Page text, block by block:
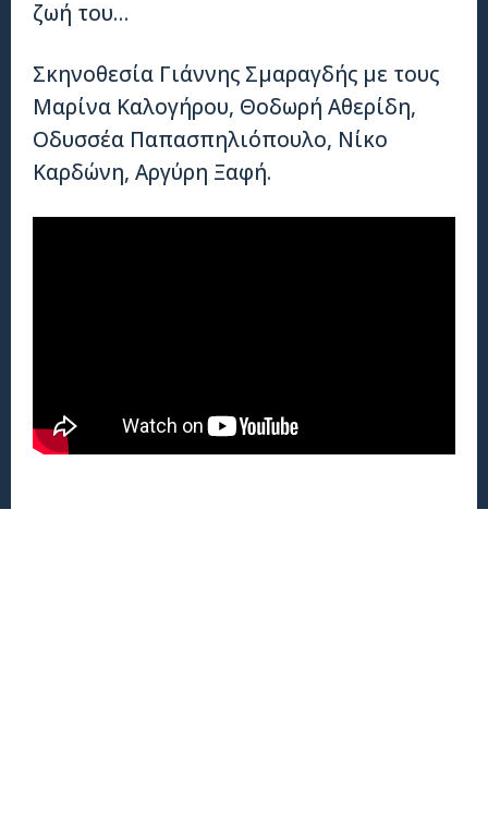
ζωή του…
Σκηνοθεσία Γιάννης Σμαραγδής με τους
Μαρίνα Καλογήρου, Θοδωρή Αθερίδη,
Οδυσσέα Παπασπηλιόπουλο, Νίκο
Καρδώνη, Αργύρη Ξαφή.